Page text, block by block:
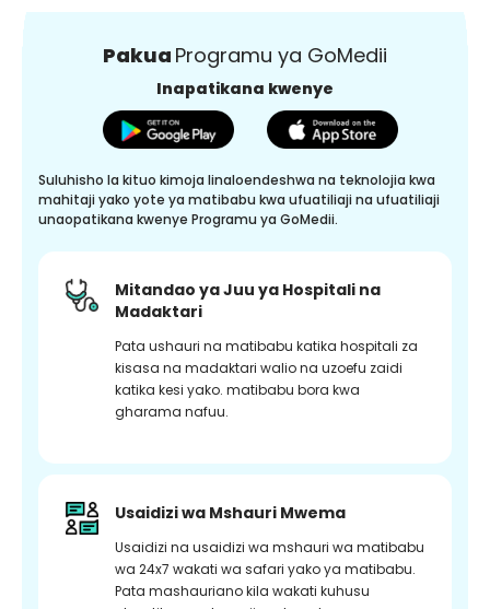
Pakua Programu ya GoMedii
Inapatikana kwenye
Suluhisho la kituo kimoja linaloendeshwa na teknolojia kwa
mahitaji yako yote ya matibabu kwa ufuatiliaji na ufuatiliaji
unaopatikana kwenye Programu ya GoMedii.
Mitandao ya Juu ya Hospitali na
Madaktari
Pata ushauri na matibabu katika hospitali za
kisasa na madaktari walio na uzoefu zaidi
katika kesi yako. matibabu bora kwa
gharama nafuu.
Usaidizi wa Mshauri Mwema
Usaidizi na usaidizi wa mshauri wa matibabu
wa 24x7 wakati wa safari yako ya matibabu.
Pata mashauriano kila wakati kuhusu